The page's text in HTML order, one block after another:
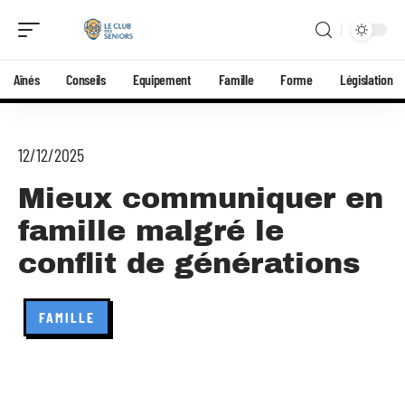
Aînés Conseils Equipement Famille Forme Législation
12/12/2025
Mieux communiquer en
famille malgré le
conflit de générations
FAMILLE